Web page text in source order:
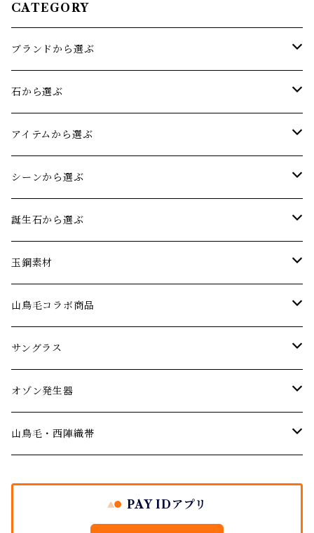
CATEGORY
ブランドから選ぶ
sowi(ソーイ)
オリジナルジュエリー
石から選ぶ
アクアマリン
アメジスト
エメラルド
オパール
ガーネット
デマントイドガーネット
サファイア
シトリン
ダイヤモンド
アイテムから選ぶ
リング
ネックレス
ブレスレット･バングル
ピアス･イヤリング
ルース(ストーン)
シーンから選ぶ
パーティーやお呼ばれに…
アニバーサリー 記念日ジュエリー
婚約指輪 エンゲージリング
結婚記念日のジュエリー
厄年厄除けのお守りに…
誕生石から選ぶ
1月の誕生石【ガーネット】
２月の誕生石【アメジスト】
３月の誕生石【アクアマリン】
４月の誕生石【ダイヤモンド】
５月の誕生石【エメラルド】
玉鋼素材
ネックレス
山鳥毛コラボ商品
サングラス
オゾン発生器
サングラス
山鳥毛モデルサングラス
オゾン発生器
山鳥毛モデルオゾン発生器
山鳥毛・西陣織帯
PAY IDアプリ